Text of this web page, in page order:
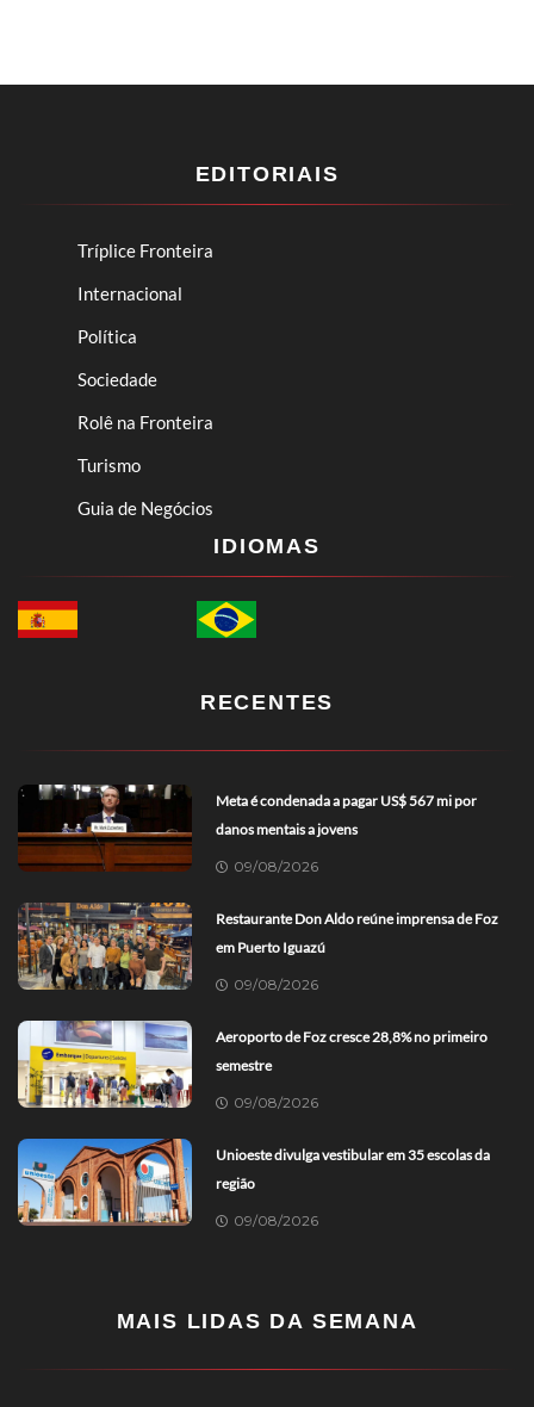
EDITORIAIS
Tríplice Fronteira
Internacional
Política
Sociedade
Rolê na Fronteira
Turismo
Guia de Negócios
IDIOMAS
RECENTES
Meta é condenada a pagar US$ 567 mi por
danos mentais a jovens
09/08/2026
Restaurante Don Aldo reúne imprensa de Foz
em Puerto Iguazú
09/08/2026
Aeroporto de Foz cresce 28,8% no primeiro
semestre
09/08/2026
Unioeste divulga vestibular em 35 escolas da
região
09/08/2026
MAIS LIDAS DA SEMANA